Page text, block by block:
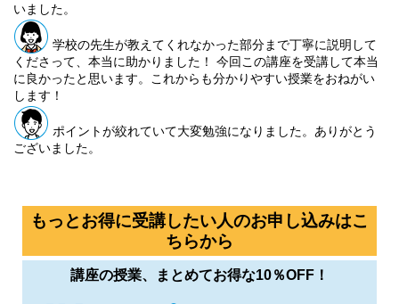
いました。
学校の先生が教えてくれなかった部分まで丁寧に説明して
くださって、本当に助かりました！ 今回この講座を受講して本当
に良かったと思います。これからも分かりやすい授業をおねがい
します！
ポイントが絞れていて大変勉強になりました。ありがとう
ございました。
もっとお得に受講したい人のお申し込みはこ
ちらから
講座の授業、まとめてお得な10％OFF！